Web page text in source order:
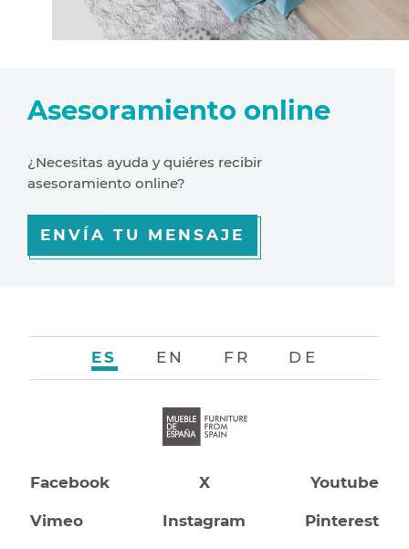
Asesoramiento online
¿Necesitas ayuda y quiéres recibir
asesoramiento online?
ENVÍA TU MENSAJE
Facebook X Youtube
Vimeo Instagram Pinterest
ES EN FR DE